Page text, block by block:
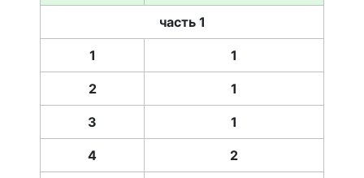
часть 1
1 1
2 1
3 1
4 2